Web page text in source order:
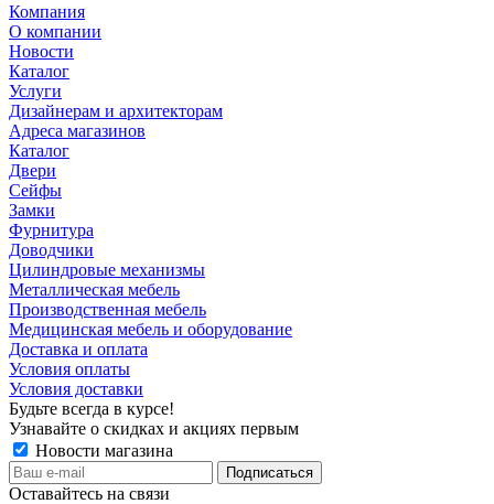
Компания
О компании
Новости
Каталог
Услуги
Дизайнерам и архитекторам
Адреса магазинов
Каталог
Двери
Сейфы
Замки
Фурнитура
Доводчики
Цилиндровые механизмы
Металлическая мебель
Производственная мебель
Медицинская мебель и оборудование
Доставка и оплата
Условия оплаты
Условия доставки
Будьте всегда в курсе!
Узнавайте о скидках и акциях первым
Новости магазина
Оставайтесь на связи